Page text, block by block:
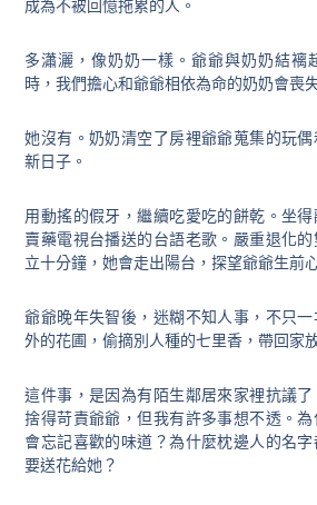
成為不被回憶拖累的人。
多瀟灑，像奶奶一樣。爺爺與奶奶結褵
時，我們擔心和爺爺相依為命的奶奶會喪
她沒有。奶奶清空了房裡爺爺蒐集的玩
新日子。
用動搖的假牙，繼續吃愛吃的餅乾。坐
賣藥電視台播送的台語老歌。嚴重退化
立十分鐘，她會走出陽台，探望爺爺生前
爺爺晚年失智後，迷糊不知人事，不只
外的花圃，偷摘別人種的七里香，帶回家
這件事，是因為有陌生鄰居來家裡抗議
捨得苛責爺爺，但我有許多事想不透。
會忘記喜歡的味道？為什麼枕邊人的名
要送花給她？